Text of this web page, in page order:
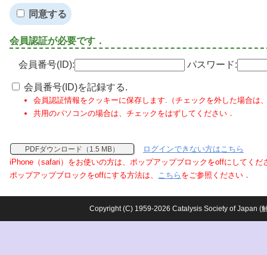
同意する
会員認証が必要です．
会員番号(ID): パスワード:
会員番号(ID)を記録する.
会員認証情報をクッキーに保存します.（チェックを外した場合は
共用のパソコンの場合は、チェックをはずしてください．
PDFダウンロード（1.5 MB）
ログインできない方はこちら
iPhone（safari）をお使いの方は、ポップアップブロックをoffにしてくだ
ポップアップブロックをoffにする方法は、 こちら をご参照ください．
Copyright (C) 1959-2026 Catalysis Society of Japan (